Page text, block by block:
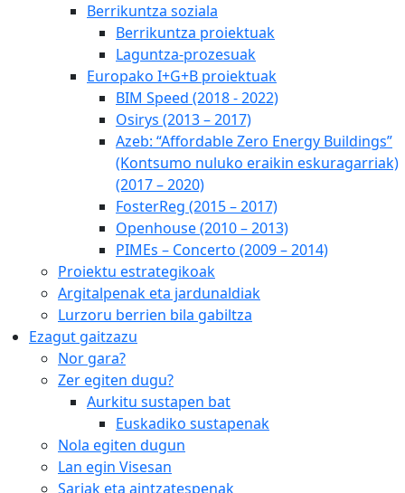
Berrikuntza soziala
Berrikuntza proiektuak
Laguntza-prozesuak
Europako I+G+B proiektuak
BIM Speed (2018 - 2022)
Osirys (2013 – 2017)
Azeb: “Affordable Zero Energy Buildings”
(Kontsumo nuluko eraikin eskuragarriak)
(2017 – 2020)
FosterReg (2015 – 2017)
Openhouse (2010 – 2013)
PIMEs – Concerto (2009 – 2014)
Proiektu estrategikoak
Argitalpenak eta jardunaldiak
Lurzoru berrien bila gabiltza
Ezagut gaitzazu
Nor gara?
Zer egiten dugu?
Aurkitu sustapen bat
Euskadiko sustapenak
Nola egiten dugun
Lan egin Visesan
Sariak eta aintzatespenak